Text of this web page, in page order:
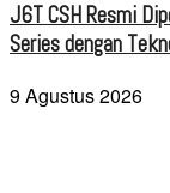
J6T CSH Resmi
Series dengan
9 Agustus 2026